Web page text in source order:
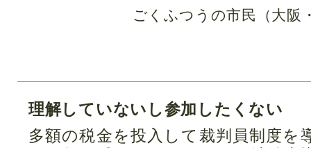
ごくふつうの市民（大阪
理解していないし参加したくない
多額の税金を投入して裁判員制度を